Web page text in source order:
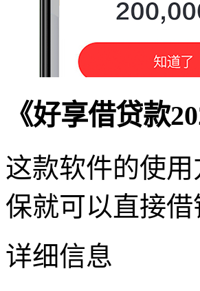
《好享借贷款
这款软件的使
保就可以直接借
详细信息